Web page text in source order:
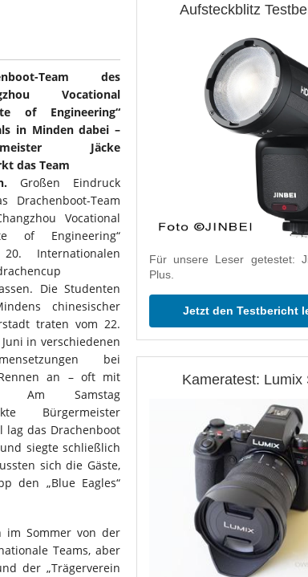
Team des
Vocational
of Engineering“
in Minden dabei –
Jäcke
das Team
Großen Eindruck
Drachenboot-Team
Vocational
of Engineering“
Internationalen
Die Studenten
chinesischer
traten vom 22.
in verschiedenen
bei
an – oft mit
Am Samstag
Bürgermeister
lag das Drachenboot
siegte schließlich
sich die Gäste,
den „Blue Eagles“
im Sommer von der
Teams, aber
der „Trägerverein
Aufsteckblitz
Für unsere Leser getestet:
Plus.
Jetzt den Testbericht
Kameratest: Lumix